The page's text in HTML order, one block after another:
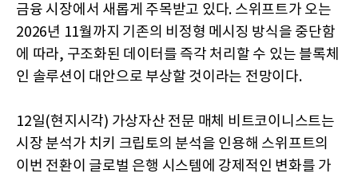
금융 시장에서 새롭게 주목받고 있다. 스위프트가 오는
2026년 11월까지 기존의 비정형 메시징 방식을 중단함
에 따라, 구조화된 데이터를 즉각 처리할 수 있는 블록체
인 솔루션이 대안으로 부상할 것이라는 전망이다.
12일(현지시각) 가상자산 전문 매체 비트코이니스트는
시장 분석가 치키 크립토의 분석을 인용해 스위프트의
이번 전환이 글로벌 은행 시스템에 강제적인 변화를 가